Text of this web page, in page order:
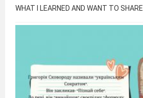
WHAT I LEARNED AND WANT TO SHARE